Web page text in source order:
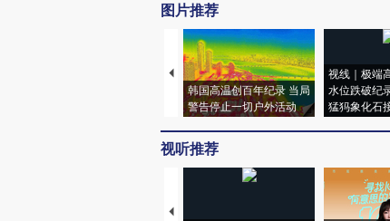
图片推荐
韩国高温创百年纪录 当局
警告停止一切户外活动
视线｜极端
水位跌破纪
猛犸象化石
视听推荐